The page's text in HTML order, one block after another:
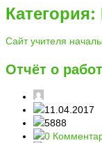
Сайт учителя
Отчёт о
11.04.2017
5888
0